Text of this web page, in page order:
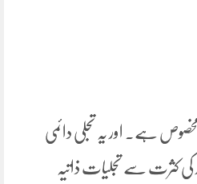
مخصوص ہے۔ اور یہ تجلی دائمی
کی کثرت سے تجلیات ذاتیہ